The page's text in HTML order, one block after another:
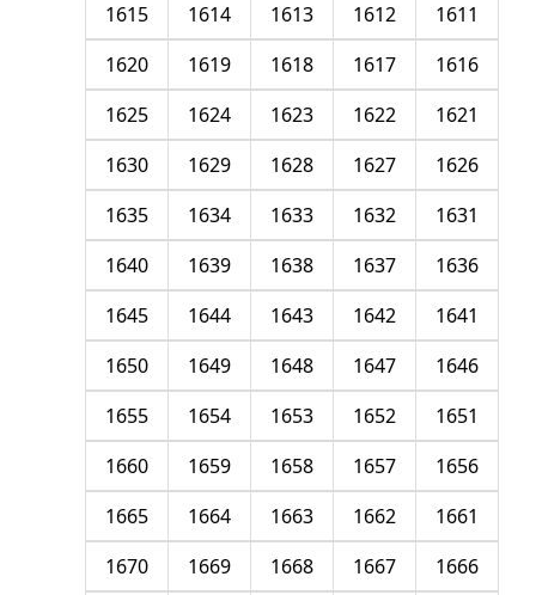
1611
1612
1613
1614
1615
1616
1617
1618
1619
1620
1621
1622
1623
1624
1625
1626
1627
1628
1629
1630
1631
1632
1633
1634
1635
1636
1637
1638
1639
1640
1641
1642
1643
1644
1645
1646
1647
1648
1649
1650
1651
1652
1653
1654
1655
1656
1657
1658
1659
1660
1661
1662
1663
1664
1665
1666
1667
1668
1669
1670